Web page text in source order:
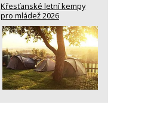
Křesťanské letní kempy
pro mládež 2026